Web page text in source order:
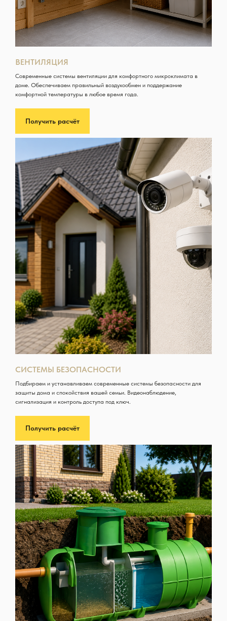
ВЕНТИЛЯЦИЯ
Современные системы вентиляции для комфортного микроклимата в
доме. Обеспечиваем правильный воздухообмен и поддержание
комфортной температуры в любое время года.
Получить расчёт
СИСТЕМЫ БЕЗОПАСНОСТИ
Подбираем и устанавливаем современные системы безопасности для
защиты дома и спокойствия вашей семьи. Видеонаблюдение,
сигнализация и контроль доступа под ключ.
Получить расчёт